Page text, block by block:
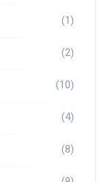
(1)
(2)
(10)
(4)
(8)